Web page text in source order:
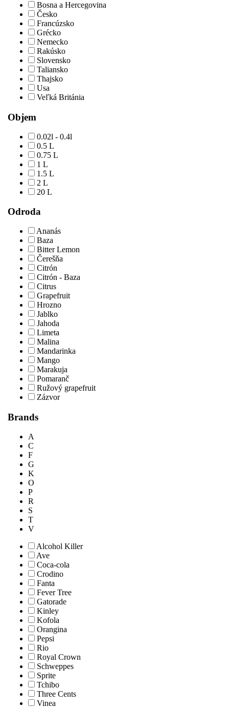
Bosna a Hercegovina
Česko
Francúzsko
Grécko
Nemecko
Rakúsko
Slovensko
Taliansko
Thajsko
Usa
Veľká Británia
Objem
0.02l - 0.4l
0.5 L
0.75 L
1 L
1.5 L
2 L
20 L
Odroda
Ananás
Baza
Bitter Lemon
Čerešňa
Citrón
Citrón - Baza
Citrus
Grapefruit
Hrozno
Jablko
Jahoda
Limeta
Malina
Mandarinka
Mango
Marakuja
Pomaranč
Ružový grapefruit
Zázvor
Brands
A
C
F
G
K
O
P
R
S
T
V
Alcohol Killer
Ave
Coca-cola
Crodino
Fanta
Fever Tree
Gatorade
Kinley
Kofola
Orangina
Pepsi
Rio
Royal Crown
Schweppes
Sprite
Tchibo
Three Cents
Vinea